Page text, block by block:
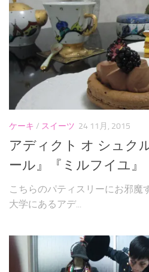
ケーキ / スイーツ 24 11月, 2015
アディクト オ シュク
ール』『ミルフイユ』
こちらのパティスリーにお邪魔
大学にあるアデ...